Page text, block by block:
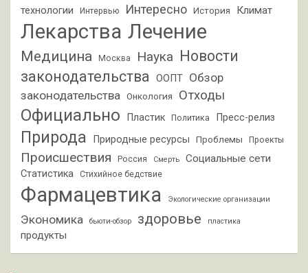
технологии
Интервью Интересно История Климат
Лекарства Лечение
Медицина Москва Наука Новости
законодательства
ООПТ Обзор
законодательства
Онкология Отходы
Официально Пластик Политика Пресс-релиз
Природа Природные ресурсы Проблемы Проекты
Происшествия Россия Смерть Социальные сети
Статистика Стихийное бедствие
Фармацевтика Экологические организации
Экономика бьюти-обзор здоровье пластика
продукты